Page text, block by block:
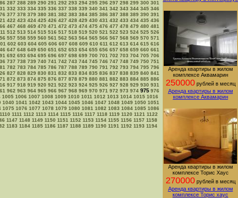
287 288 289 290 291 292 293 294 295 296 297 298 299 300 301
332 333 334 335 336 337 338 339 340 341 342 343 344 345 346
377 378 379 380 381 382 383 384 385 386 387 388 389 390 391
422 423 424 425 426 427 428 429 430 431 432 433 434 435 436
467 468 469 470 471 472 473 474 475 476 477 478 479 480 481
512 513 514 515 516 517 518 519 520 521 522 523 524 525 526
557 558 559 560 561 562 563 564 565 566 567 568 569 570 571
602 603 604 605 606 607 608 609 610 611 612 613 614 615 616
647 648 649 650 651 652 653 654 655 656 657 658 659 660 661
692 693 694 695 696 697 698 699 700 701 702 703 704 705 706
737 738 739 740 741 742 743 744 745 746 747 748 749 750 751
782 783 784 785 786 787 788 789 790 791 792 793 794 795 796
827 828 829 830 831 832 833 834 835 836 837 838 839 840 841
872 873 874 875 876 877 878 879 880 881 882 883 884 885 886
917 918 919 920 921 922 923 924 925 926 927 928 929 930 931
962 963 964 965 966 967 968 969 970 971 972 973 974 975 976
1005 1006 1007 1008 1009 1010 1011 1012 1013 1014 1015 1016
1040 1041 1042 1043 1044 1045 1046 1047 1048 1049 1050 1051
1075 1076 1077 1078 1079 1080 1081 1082 1083 1084 1085 1086
1110 1111 1112 1113 1114 1115 1116 1117 1118 1119 1120 1121 1122
1147 1148 1149 1150 1151 1152 1153 1154 1155 1156 1157 1158
1183 1184 1185 1186 1187 1188 1189 1190 1191 1192 1193 1194
Аренда квартиры в жилом
комплексе Аквамарин
250000рублей в месяц
Аренда квартиры в жилом
комплексе Аквамарин
Аренда квартиры в жилом
комплексе Торис Хаус
270000рублей в месяц
Аренда квартиры в жилом
комплексе Торис хаус